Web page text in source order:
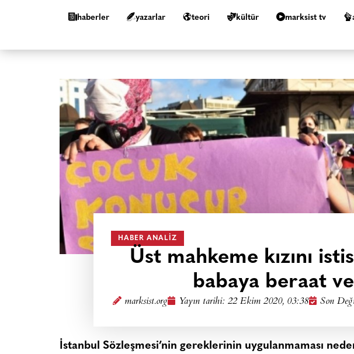
haberler yazarlar teori kültür marksist tv
HABER ANALIZ
Üst mahkeme kızını
babaya beraat
marksist.org Yayın tarihi: 22 Ekim 2020, 03:38 Son
İstanbul Sözleşmesi’nin gereklerinin uygulanmaması